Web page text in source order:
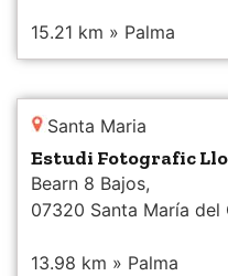
15.21 km » Palma
Santa Maria
Estudi Fotografic
Bearn 8 Bajos,
07320 Santa María del
13.98 km » Palma